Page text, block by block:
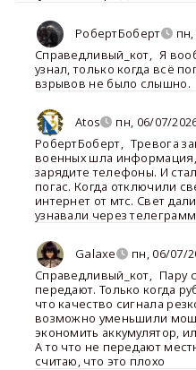
РобертБоберт
Справедливый_кот, Я
узнал, только когда всё
взрывов не было слышно.
Atos
пн, 06/07/
РобертБоберт, Тревога
военных шла информация,
зарядите телефоны. И
погас. Когда отключили
интернет от мтс. Свет
узнавали через
Galaxe
пн, 06/07/
Справедливый_кот, Пару
передают. Только когда
что качество сигнала
возможно уменьшили
экономить аккумулятор,
А то что не передают
считаю, что это плохо